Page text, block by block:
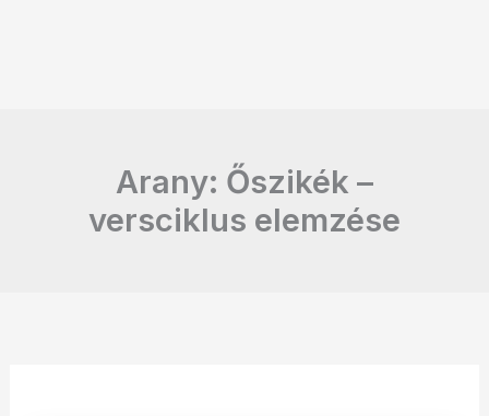
Arany: Őszikék –
versciklus elemzése